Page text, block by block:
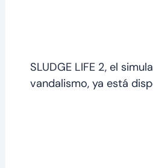
SLUDGE LIFE 2, el
vandalismo, ya está